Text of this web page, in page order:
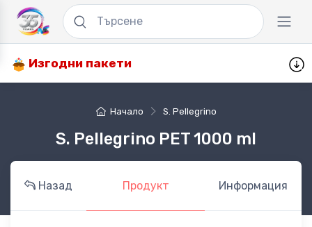
Изгодни пакети
Начало S. Pellegrino
S. Pellegrino PET 1000 ml
Назад Продукт Информация